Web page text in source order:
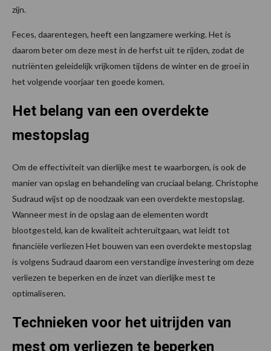
zijn.
Feces, daarentegen, heeft een langzamere werking. Het is
daarom beter om deze mest in de herfst uit te rijden, zodat de
nutriënten geleidelijk vrijkomen tijdens de winter en de groei in
het volgende voorjaar ten goede komen.
Het belang van een overdekte
mestopslag
Om de effectiviteit van dierlijke mest te waarborgen, is ook de
manier van opslag en behandeling van cruciaal belang. Christophe
Sudraud wijst op de noodzaak van een overdekte mestopslag.
Wanneer mest in de opslag aan de elementen wordt
blootgesteld, kan de kwaliteit achteruitgaan, wat leidt tot
financiële verliezen Het bouwen van een overdekte mestopslag
is volgens Sudraud daarom een verstandige investering om deze
verliezen te beperken en de inzet van dierlijke mest te
optimaliseren.
Technieken voor het uitrijden van
mest om verliezen te beperken